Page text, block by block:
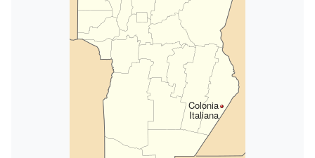
Colonia
Italiana